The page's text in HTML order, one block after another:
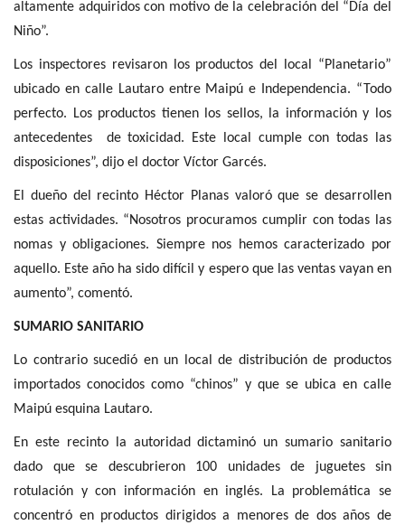
altamente adquiridos con motivo de la celebración del “Día del
Niño”.
Los inspectores revisaron los productos del local “Planetario”
ubicado en calle Lautaro entre Maipú e Independencia. “Todo
perfecto. Los productos tienen los sellos, la información y los
antecedentes de toxicidad. Este local cumple con todas las
disposiciones”, dijo el doctor Víctor Garcés.
El dueño del recinto Héctor Planas valoró que se desarrollen
estas actividades. “Nosotros procuramos cumplir con todas las
nomas y obligaciones. Siempre nos hemos caracterizado por
aquello. Este año ha sido difícil y espero que las ventas vayan en
aumento”, comentó.
SUMARIO SANITARIO
Lo contrario sucedió en un local de distribución de productos
importados conocidos como “chinos” y que se ubica en calle
Maipú esquina Lautaro.
En este recinto la autoridad dictaminó un sumario sanitario
dado que se descubrieron 100 unidades de juguetes sin
rotulación y con información en inglés. La problemática se
concentró en productos dirigidos a menores de dos años de